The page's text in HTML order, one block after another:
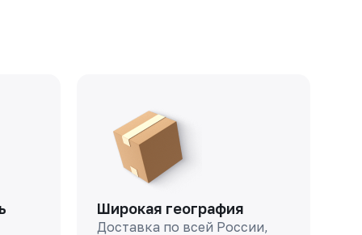
Широкая география
Доставка по всей России,